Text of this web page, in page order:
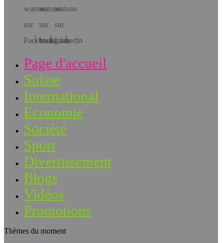
Téléchargez l’app!
Page d'accueil
Suisse
International
Economie
Société
Sport
Divertissement
Blogs
Vidéos
Promotions
Thèmes du moment